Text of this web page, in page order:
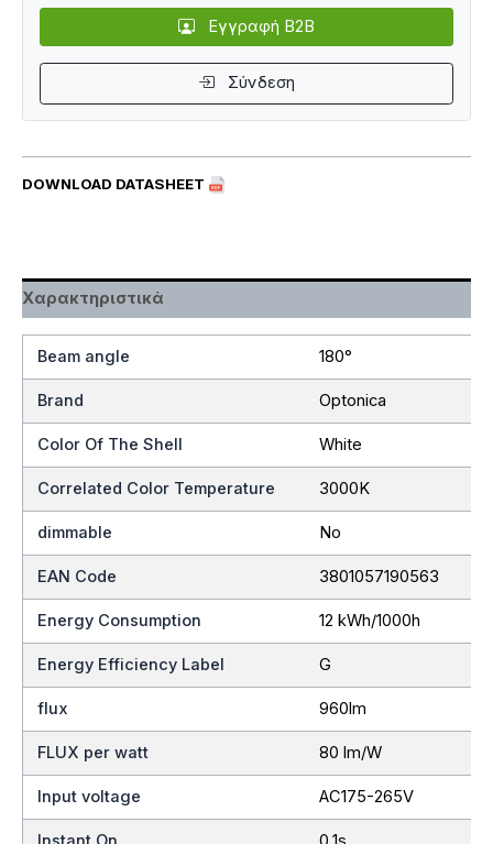
DOWNLOAD DATASHEET
Εγγραφή B2B
Σύνδεση
Χαρακτηριστικά
Beam angle 180°
Brand Optonica
Color Of The Shell White
Correlated Color Temperature 3000K
dimmable No
EAN Code 3801057190563
Energy Consumption 12 kWh/1000h
Energy Efficiency Label G
flux 960lm
FLUX per watt 80 lm/W
Input voltage AC175-265V